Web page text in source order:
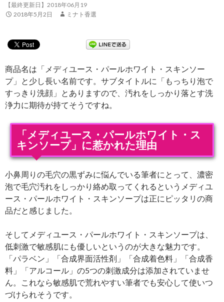
【最終更新日】2018年06月19
2018年5月2日
ミナト香選
商品名は「メディユース・パールホワイト・スキンソー
プ」と少し長い名前です。サブタイトルに「もっちり泡で
すっきり洗顔」とありますので、汚れをしっかり落とす洗
浄力に期待が持てそうですね。
「メディユース・パールホワイト・ス
キンソープ」に惹かれた理由
小鼻周りの毛穴の黒ずみに悩んでいる筆者にとって、濃密
泡で毛穴汚れをしっかり絡め取ってくれるというメディユ
ース・パールホワイト・スキンソープは正にピッタリの商
品だと感じました。
そしてメディユース・パールホワイト・スキンソープは、
低刺激で敏感肌にも優しいというのが大きな魅力です。
「パラベン」「合成界面活性剤」「合成着色料」「合成香
料」「アルコール」の5つの刺激成分は添加されていませ
ん。これなら敏感肌で荒れやすい筆者でも安心して使いつ
づけられそうです。